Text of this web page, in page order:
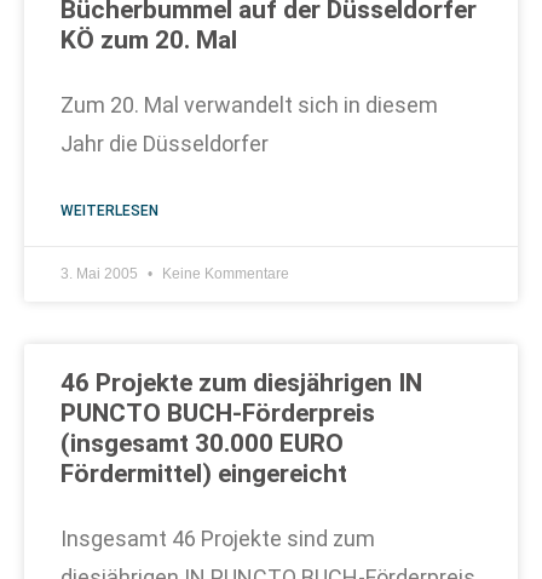
Bücherbummel auf der Düsseldorfer
KÖ zum 20. Mal
Zum 20. Mal verwandelt sich in diesem
Jahr die Düsseldorfer
WEITERLESEN
3. Mai 2005 Keine Kommentare
46 Projekte zum diesjährigen IN
PUNCTO BUCH-Förderpreis
(insgesamt 30.000 EURO
Fördermittel) eingereicht
Insgesamt 46 Projekte sind zum